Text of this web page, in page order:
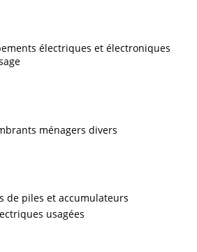
électriques et électroniques
ménagers divers
de piles et accumulateurs
usagées